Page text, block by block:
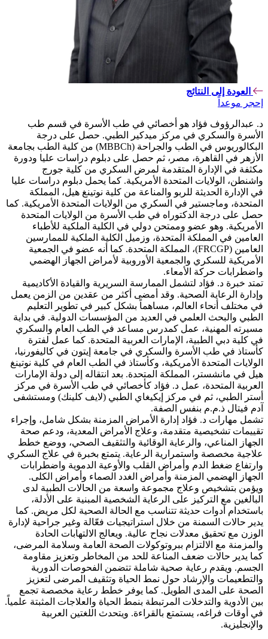
العودة إلى النتائج
إحجر موعداً
د. عبدالرؤوف فؤاد هو أخصائي في طب الأسرة في قسم طب
الأسرة والسكري في مركز ميدكير الطبي. حصل على درجة
البكالوريوس في الطب والجراحة (MBBCh) من كلية الطب بجامعة
الأزهر في القاهرة، مصر، ثم حصل على دبلوم دراسات عليا ودورة
مكثفة في الإدارة المتقدمة لمرض السكري من كلية جورج
واشنطن، الولايات المتحدة الأمريكية. كما يحمل دبلوم دراسات عليا
في الإدارة الحديثة للربو والمناعة من كلية نوتينغ هيل، المملكة
المتحدة، وماجستير في السكري من الولايات المتحدة الأمريكية. كما
حصل على درجة الدكتوراه في طب الأسرة من الولايات المتحدة
الأمريكية. وهو عضو وممتحن دولي في الكلية الملكية للأطباء
العامين في المملكة المتحدة، وزميل الكلية الملكية للممارسين
العامين (FRCGP)، المملكة المتحدة. كما أنه عضو في الجمعية
الأمريكية للسكري والجمعية الأوروبية لأمراض الجهاز الهضمي
واضطرابات حركة الأمعاء.
تمتد خبرة د. فؤاد لتشمل الممارسة السريرية والقيادة الأكاديمية
وإدارة الرعاية الصحية. وقد أمضى أكثر من عقدين من الزمن يعمل
في مختلف أنحاء العالم، مساهماً بشكل كبير في تطوير التعليم
الطبي والبحث العلمي في العديد من المؤسسات الدولية. في بداية
مسيرته المهنية، عمل كمدرس مساعد في الطب العام والسكري
في كلية دبي الطبية، الإمارات العربية المتحدة. كما عمل لفترة
كأستاذ في طب الأسرة والسكري في جامعة إيتون في كاليفورنيا،
الولايات المتحدة الأمريكية، وكأستاذ في الطب العام في كلية نوتينغ
هيل في مانشستر، المملكة المتحدة. بعد انتقاله إلى دولة الإمارات
العربية المتحدة، عمل د. فؤاد كأخصائي في طب الأسرة في مركز
أستر الطبي، ثم في مركز إيكيغاي الطبي (لايف كلينك) ومستشفى
آدم فيتال ذ.م.م بنفس الصفة.
تشمل مهارات د. فؤاد إدارة الأمراض المزمنة بشكل شامل، وإجراء
تقييمات تشخيصية متقدمة، وعلاج الأمراض المعدية، ودعم صحة
الجهاز المناعي، والرعاية الوقائية والتثقيف الصحي، ووضع خطط
علاجية مخصصة واستمرارية الرعاية. يتمتع بخبرة في علاج السكري
وارتفاع ضغط الدم وأمراض القلب والأوعية الدموية واضطرابات
الجهاز الهضمي المزمنة وأمراض الغدد الصماء وأمراض الكلى.
ويؤمن بتشخيص وعلاج مجموعة واسعة من الحالات الطبية لدى
البالغين مع التركيز على الرعاية الشخصية المبنية على الأدلة،
باستخدام أدوات حديثة تتناسب مع الحالة الصحية لكل مريض. كما
يدير حالات السمنة من خلال استراتيجيات فعّالة وغير جراحية لإدارة
الوزن مع تحقيق معدلات نجاح عالية. ويعالج الالتهابات الحادة
والمزمنة مع الالتزام ببروتوكولات الصحة العامة وسلامة المرضى،
كما يدير حالات ضعف المناعة للحد من المخاطر وتعزيز مقاومة
الجسم. ويقدم رعاية صحية شاملة تتضمن الفحوصات الدورية
والتطعيمات والإرشاد حول نمط الحياة وتثقيف المرضى لتعزيز
الصحة على المدى الطويل. كما يوفر خطط رعاية مخصصة تجمع
بين الأدوية والتدخلات المرتبطة بنمط الحياة والعلاجات المثبتة علمياً.
في أوقات فراغه، يستمتع بالقراءة. ويتحدث اللغتين العربية
والإنجليزية.